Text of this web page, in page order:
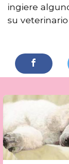
ingiere
su